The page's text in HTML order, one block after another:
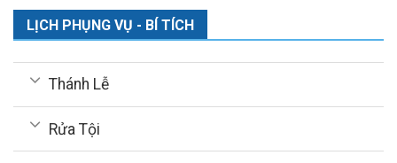
LỊCH PHỤNG VỤ - BÍ TÍCH
Thánh Lễ
Rửa Tội